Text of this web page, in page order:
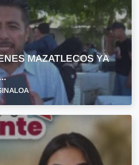
MAZATLECOS YA